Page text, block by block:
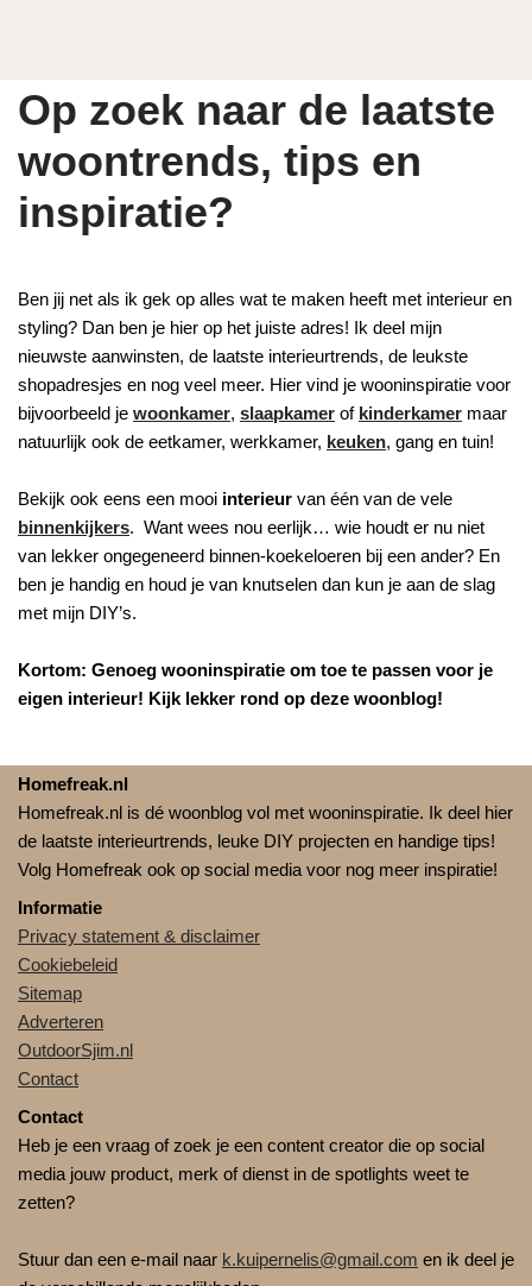
Op zoek naar de laatste
woontrends, tips en
inspiratie?
Ben jij net als ik gek op alles wat te maken heeft met interieur en
styling? Dan ben je hier op het juiste adres! Ik deel mijn
nieuwste aanwinsten, de laatste interieurtrends, de leukste
shopadresjes en nog veel meer. Hier vind je wooninspiratie voor
bijvoorbeeld je woonkamer, slaapkamer of kinderkamer maar
natuurlijk ook de eetkamer, werkkamer, keuken, gang en tuin!
Bekijk ook eens een mooi interieur van één van de vele
binnenkijkers. Want wees nou eerlijk… wie houdt er nu niet
van lekker ongegeneerd binnen-koekeloeren bij een ander? En
ben je handig en houd je van knutselen dan kun je aan de slag
met mijn DIY’s.
Kortom: Genoeg wooninspiratie om toe te passen voor je
eigen interieur! Kijk lekker rond op deze woonblog!
Homefreak.nl
Homefreak.nl is dé woonblog vol met wooninspiratie. Ik deel hier
de laatste interieurtrends, leuke DIY projecten en handige tips!
Volg Homefreak ook op social media voor nog meer inspiratie!
Informatie
Privacy statement & disclaimer
Cookiebeleid
Sitemap
Adverteren
OutdoorSjim.nl
Contact
Contact
Heb je een vraag of zoek je een content creator die op social
media jouw product, merk of dienst in de spotlights weet te
zetten?
Stuur dan een e-mail naar k.kuipernelis@gmail.com en ik deel je